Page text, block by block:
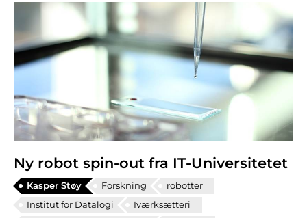
Ny robot spin-out fra IT-Universitetet
Kasper Støy Forskning
robotter
Institut for Datalogi
Iværksætteri